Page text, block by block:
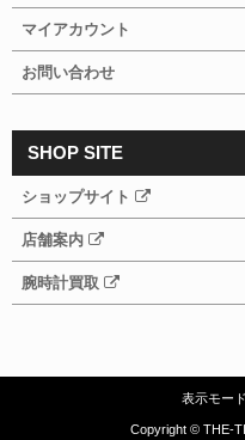
マイアカウント
お問い合わせ
SHOP SITE
ショップサイト
店舗案内
腕時計買取
表示モード
Copyright © THE-